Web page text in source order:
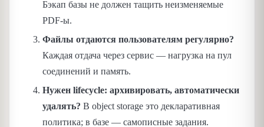
Бэкап базы не должен тащить неизменяемые
PDF-ы.
Файлы отдаются пользователям регулярно?
Каждая отдача через сервис — нагрузка на пул
соединений и память.
Нужен lifecycle: архивировать, автоматически
удалять? В object storage это декларативная
политика; в базе — самописные задания.